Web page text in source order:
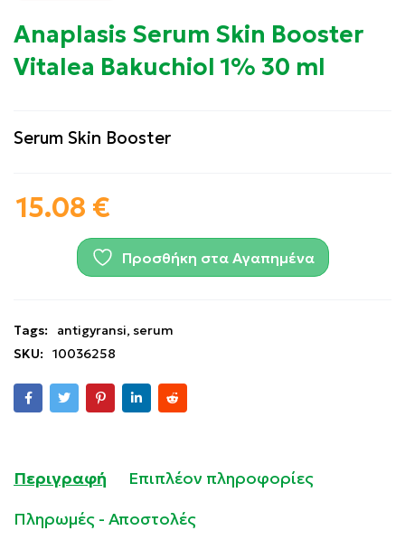
Anaplasis Serum Skin Booster
Vitalea Bakuchiol 1% 30 ml
Serum Skin Booster
15.08 €
Προσθήκη στα Αγαπημένα
Tags: antigyransi, serum
SKU:
10036258
Περιγραφή
Επιπλέον πληροφορίες
Πληρωμές - Αποστολές